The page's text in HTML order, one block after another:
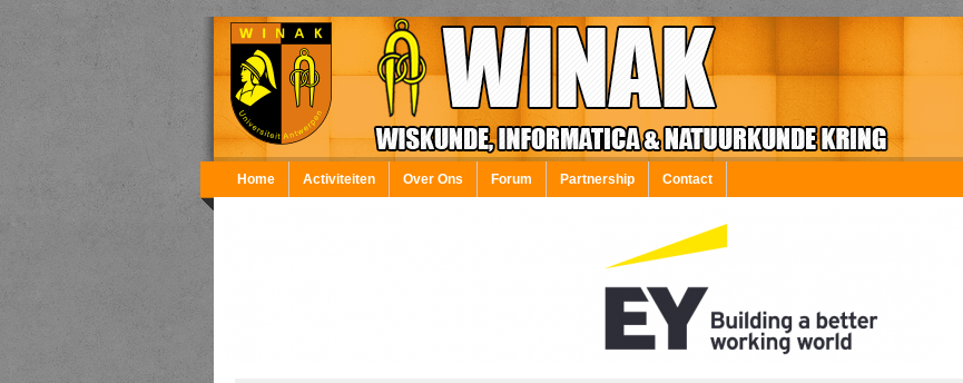
Overslaan en naar de inhoud gaan
Home Activiteiten Over Ons Forum Partnership Contact